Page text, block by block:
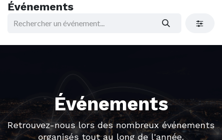
Événements
Événements
Retrouvez-nous lors des nombreux événements
organisés tout au long de l'année.